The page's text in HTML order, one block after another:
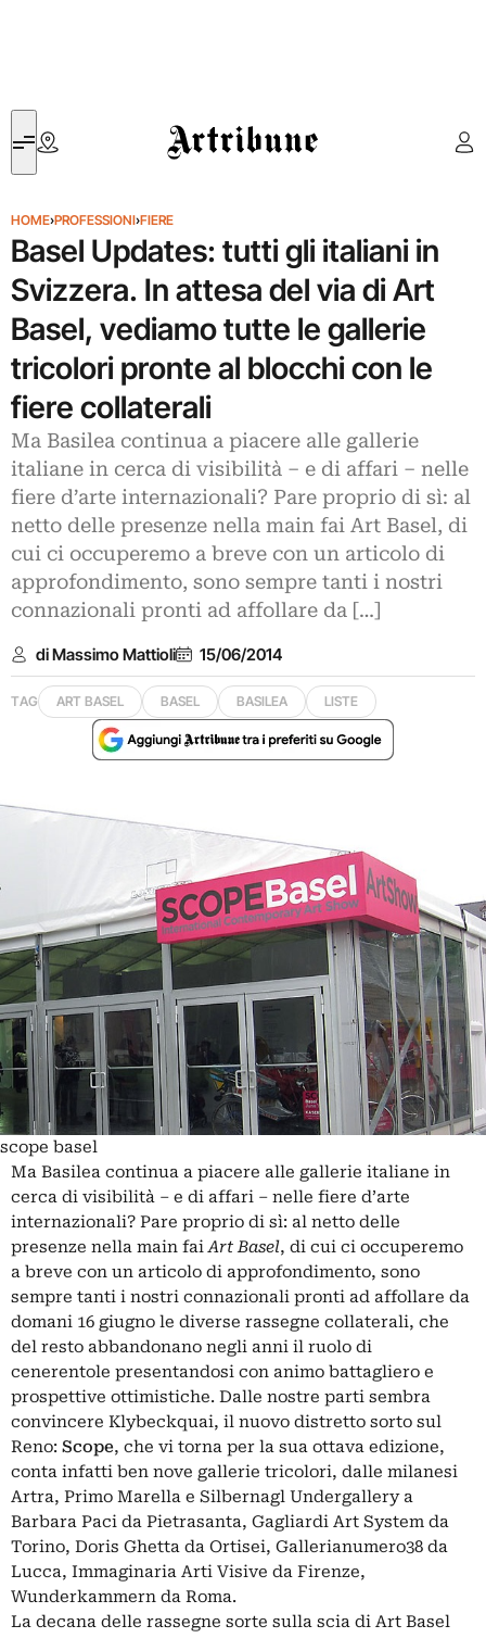
Artribune
HOME›PROFESSIONI›FIERE
Basel Updates: tutti gli italiani in
Svizzera. In attesa del via di Art
Basel, vediamo tutte le gallerie
tricolori pronte al blocchi con le
fiere collaterali
Ma Basilea continua a piacere alle gallerie
italiane in cerca di visibilità – e di affari – nelle
fiere d’arte internazionali? Pare proprio di sì: al
netto delle presenze nella main fai Art Basel, di
cui ci occuperemo a breve con un articolo di
approfondimento, sono sempre tanti i nostri
connazionali pronti ad affollare da […]
di Massimo Mattioli 15/06/2014
TAG ART BASEL BASEL BASILEA LISTE
scope basel
Ma Basilea continua a piacere alle gallerie italiane in
cerca di visibilità – e di affari – nelle fiere d’arte
internazionali? Pare proprio di sì: al netto delle
presenze nella main faiArt Basel, di cui ci occuperemo
a breve con un articolo di approfondimento, sono
sempre tanti i nostri connazionali pronti ad affollare da
domani 16 giugno le diverse rassegne collaterali, che
del resto abbandonano negli anni il ruolo di
cenerentole presentandosi con animo battagliero e
prospettive ottimistiche. Dalle nostre parti sembra
convincere Klybeckquai, il nuovo distretto sorto sul
Reno: Scope, che vi torna per la sua ottava edizione,
conta infatti ben nove gallerie tricolori, dalle milanesi
Artra, Primo Marella e Silbernagl Undergallery a
Barbara Paci da Pietrasanta, Gagliardi Art System da
Torino, Doris Ghetta da Ortisei, Gallerianumero38 da
Lucca, Immaginaria Arti Visive da Firenze,
Wunderkammern da Roma.
La decana delle rassegne sorte sulla scia di Art Basel